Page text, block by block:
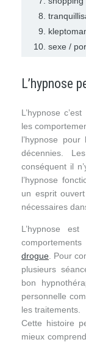
sexe /
L’hypnose
L’hypnose
les
l’hypnose
décennies.
conséquent il
l’hypnose
un esprit
nécessaires
L’hypnose
drogue . Pour
plusieurs
bon
personnelle
les traitements.
Cette histoire
mieux